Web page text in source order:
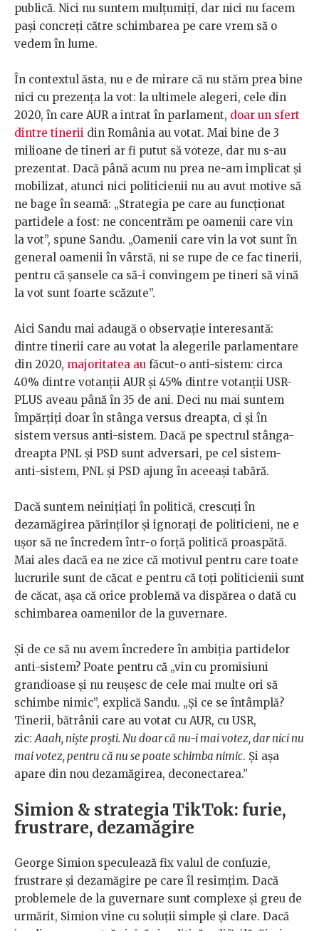
publică. Nici nu suntem mulțumiți, dar nici nu facem
pași concreți către schimbarea pe care vrem să o
vedem în lume.
În contextul ăsta, nu e de mirare că nu stăm prea bine
nici cu prezența la vot: la ultimele alegeri, cele din
2020, în care AUR a intrat în parlament, doar un sfert
dintre tinerii din România au votat. Mai bine de 3
milioane de tineri ar fi putut să voteze, dar nu s-au
prezentat. Dacă până acum nu prea ne-am implicat și
mobilizat, atunci nici politicienii nu au avut motive să
ne bage în seamă: „Strategia pe care au funcționat
partidele a fost: ne concentrăm pe oamenii care vin
la vot”, spune Sandu. „Oamenii care vin la vot sunt în
general oamenii în vârstă, ni se rupe de ce fac tinerii,
pentru că șansele ca să-i convingem pe tineri să vină
la vot sunt foarte scăzute”.
Aici Sandu mai adaugă o observație interesantă:
dintre tinerii care au votat la alegerile parlamentare
din 2020, majoritatea au făcut-o anti-sistem: circa
40% dintre votanții AUR și 45% dintre votanții USR-
PLUS aveau până în 35 de ani. Deci nu mai suntem
împărțiți doar în stânga versus dreapta, ci și în
sistem versus anti-sistem. Dacă pe spectrul stânga-
dreapta PNL și PSD sunt adversari, pe cel sistem-
anti-sistem, PNL și PSD ajung în aceeași tabără.
Dacă suntem neinițiați în politică, crescuți în
dezamăgirea părinților și ignorați de politicieni, ne e
ușor să ne încredem într-o forță politică proaspătă.
Mai ales dacă ea ne zice că motivul pentru care toate
lucrurile sunt de căcat e pentru că toți politicienii sunt
de căcat, așa că orice problemă va dispărea o dată cu
schimbarea oamenilor de la guvernare.
Și de ce să nu avem încredere în ambiția partidelor
anti-sistem? Poate pentru că „vin cu promisiuni
grandioase și nu reușesc de cele mai multe ori să
schimbe nimic”, explică Sandu. „Și ce se întâmplă?
Tinerii, bătrânii care au votat cu AUR, cu USR,
zic: Aaah, niște proști. Nu doar că nu-i mai votez, dar nici nu
mai votez, pentru că nu se poate schimba nimic. Și așa
apare din nou dezamăgirea, deconectarea.”
Simion & strategia TikTok: furie,
frustrare, dezamăgire
George Simion speculează fix valul de confuzie,
frustrare și dezamăgire pe care îl resimțim. Dacă
problemele de la guvernare sunt complexe și greu de
urmărit, Simion vine cu soluții simple și clare. Dacă